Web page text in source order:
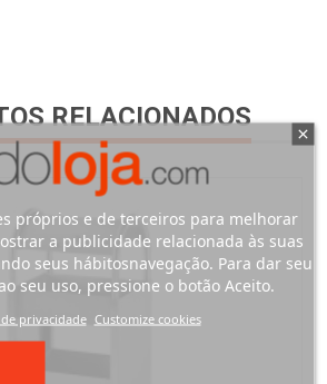
RELACIONADOS
próprios e de terceiros para melhorar
a publicidade relacionada às suas
seus hábitosnavegação. Para dar seu
seu uso, pressione o botão Aceito.
privacidade Customize cookies